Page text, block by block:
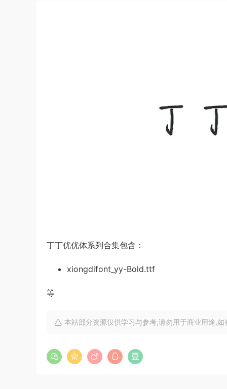
丁丁优优体系列合集包含：
xiongdifont_yy-Bold.ttf
等
本站部分资源仅供学习与参考,请勿用于商业用途,